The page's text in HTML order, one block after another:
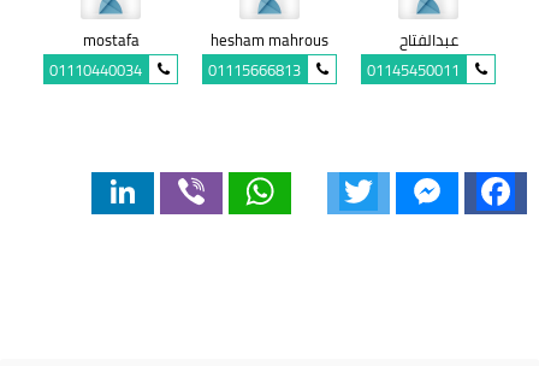
عبدالفتاح
01145450011
hesham mahrous
01115666813
mostafa
01110440034
Facebook
Messenger
WhatsApp